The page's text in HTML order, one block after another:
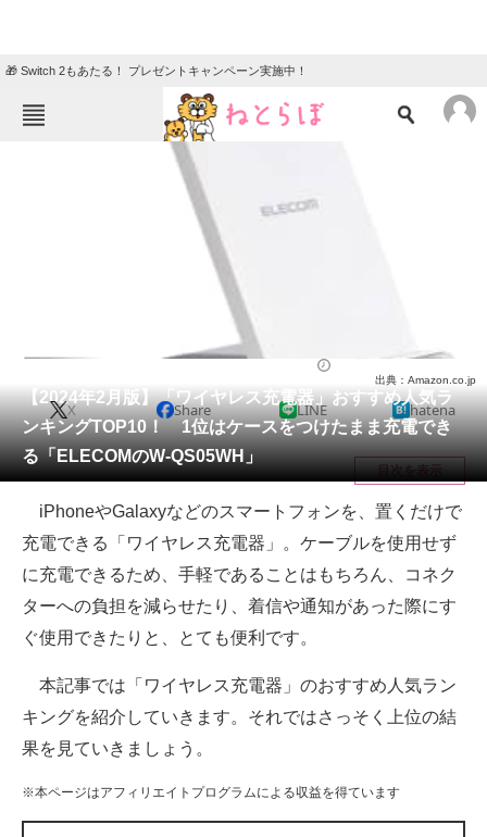
🎁 Switch 2もあたる！ プレゼントキャンペーン実施中！
リサーチ
会員記事
メディア
注目記事を集めた総合ページ
ITの今と未来を見通す
スマホと通信の最新トレンド
進化するPCとデバイスの未来
好きが集まる 比べて選べる
ビジネスと働き方のヒント
【2024年2月版】「ワイヤレス充電器」おすすめ人気ラ
ンキングTOP10！ 1位はケースをつけたまま充電でき
る「ELECOMのW-QS05WH」
出典：Amazon.co.jp
X Share LINE hatena
目次を表示
iPhoneやGalaxyなどのスマートフォンを、置くだけで
充電できる「ワイヤレス充電器」。ケーブルを使用せず
に充電できるため、手軽であることはもちろん、コネク
ターへの負担を減らせたり、着信や通知があった際にす
ぐ使用できたりと、とても便利です。
本記事では「ワイヤレス充電器」のおすすめ人気ラン
キングを紹介していきます。それではさっそく上位の結
果を見ていきましょう。
※本ページはアフィリエイトプログラムによる収益を得ています